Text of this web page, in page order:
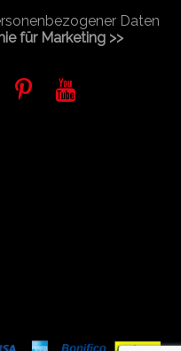
Daten
für Marketing >>